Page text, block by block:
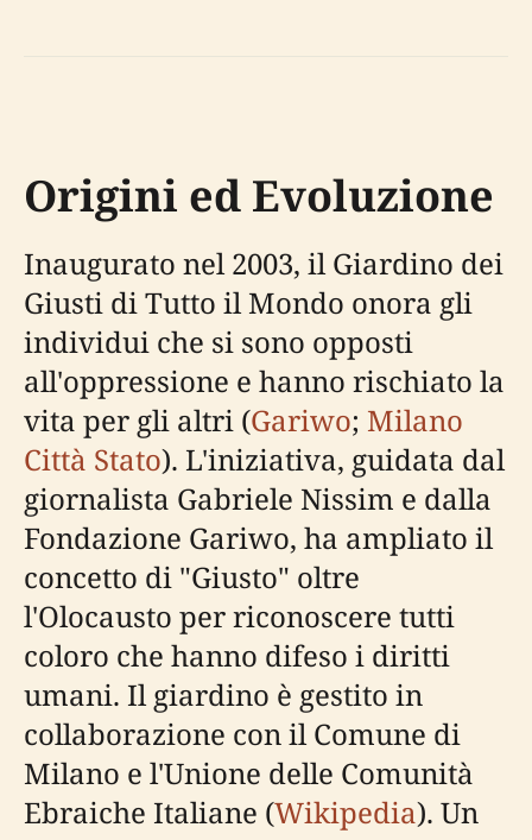
Origini ed Evoluzione
Inaugurato nel 2003, il Giardino dei
Giusti di Tutto il Mondo onora gli
individui che si sono opposti
all'oppressione e hanno rischiato la
vita per gli altri (Gariwo; Milano
Città Stato). L'iniziativa, guidata dal
giornalista Gabriele Nissim e dalla
Fondazione Gariwo, ha ampliato il
concetto di "Giusto" oltre
l'Olocausto per riconoscere tutti
coloro che hanno difeso i diritti
umani. Il giardino è gestito in
collaborazione con il Comune di
Milano e l'Unione delle Comunità
Ebraiche Italiane (Wikipedia). Un